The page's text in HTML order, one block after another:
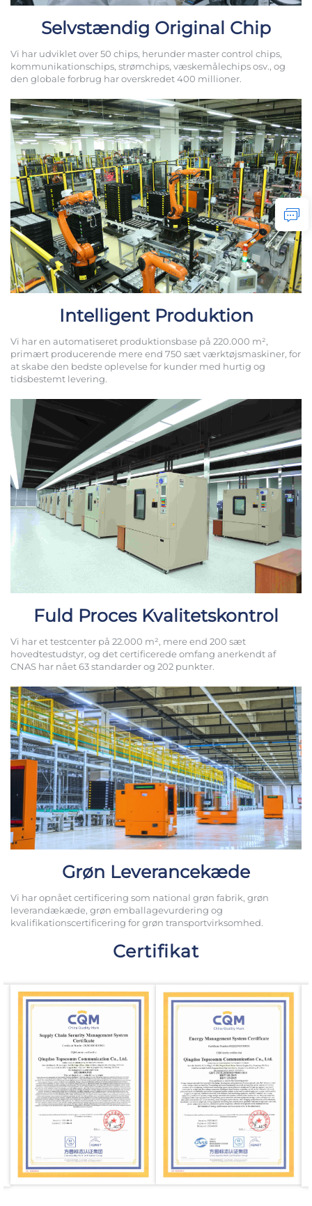
Selvstændig Original Chip
Vi har udviklet over 50 chips, herunder master control chips,
kommunikationschips, strømchips, væskemålechips osv., og
den globale forbrug har overskredet 400 millioner.
Intelligent Produktion
Vi har en automatiseret produktionsbase på 220.000 m²,
primært producerende mere end 750 sæt værktøjsmaskiner, for
at skabe den bedste oplevelse for kunder med hurtig og
tidsbestemt levering.
Fuld Proces Kvalitetskontrol
Vi har et testcenter på 22.000 m², mere end 200 sæt
hovedtestudstyr, og det certificerede omfang anerkendt af
CNAS har nået 63 standarder og 202 punkter.
Grøn Leverancekæde
Vi har opnået certificering som national grøn fabrik, grøn
leverandækæde, grøn emballagevurdering og
kvalifikationscertificering for grøn transportvirksomhed.
Certifikat